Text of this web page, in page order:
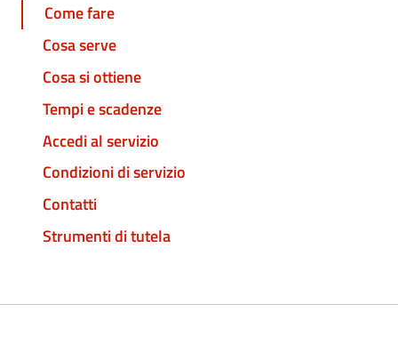
Come fare
Cosa serve
Cosa si ottiene
Tempi e scadenze
Accedi al servizio
Condizioni di servizio
Contatti
Strumenti di tutela